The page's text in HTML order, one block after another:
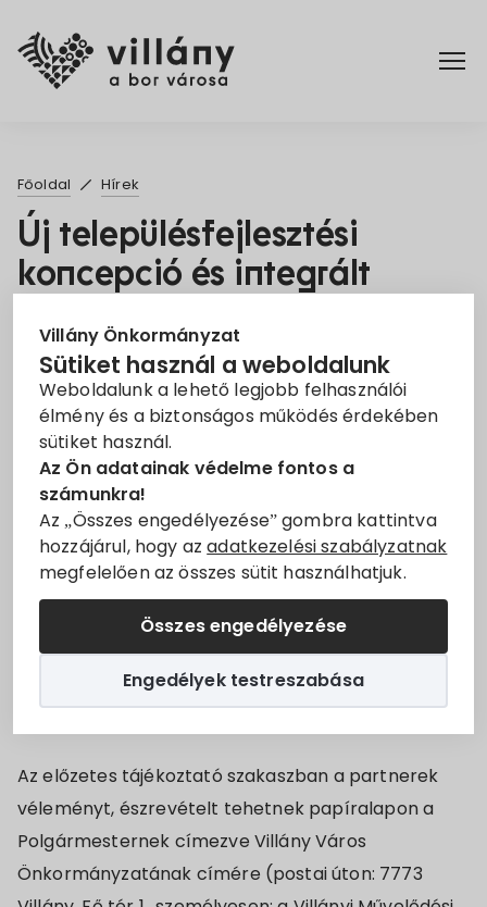
Villány Önkormányzat
Sütiket használ a weboldalunk
Weboldalunk a lehető legjobb felhasználói
élmény és a biztonságos működés érdekében
sütiket használ.
Az Ön adatainak védelme fontos a
számunkra!
Az „Összes engedélyezése” gombra kattintva
hozzájárul, hogy azadatkezelési szabályzatnak
megfelelően az összes sütit használhatjuk.
Összes engedélyezése
Engedélyek testreszabása
Elérhetőségek
Hírek
Rendelettár
Pályázatok
Dokumentumok
Állásajánlatok
Szolgáltatók
Turizmus
Választási információk
Választási ügyintézés
2024. évi általános
Főoldal Hírek
Új településfejlesztési
koncepció és integrált
stratégia megalkotása
2021. Márc. 26.
Koncepció Stratégia
Villány Város Önkormányzata a fenti
dokumentumok megalkotása előtt a partnerségi
egyezetetés szabályai szerint – figyelembe véve a
veszélyhelyzetre vonatkozó változásokat – az
előzetes összefoglalót közzétette a
www.villany.hu/cikk/koncepcio
_its_elozetes_tajekoztatooldalon, valamint a
Az előzetes tájékoztató szakaszban a partnerek
véleményt, észrevételt tehetnek papíralapon a
Polgármesternek címezve Villány Város
Önkormányzatának címére (postai úton: 7773